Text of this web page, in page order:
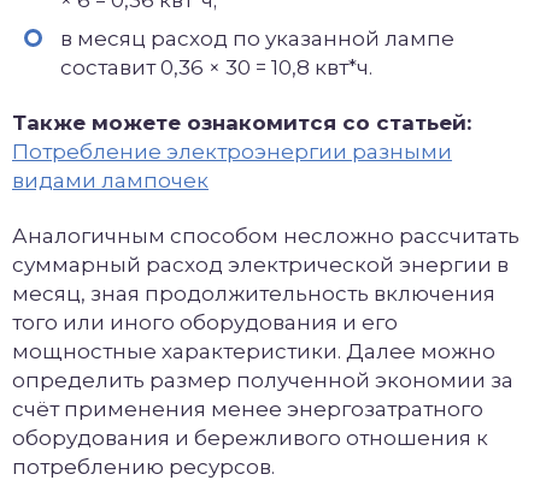
в месяц расход по указанной лампе
составит 0,36 × 30 = 10,8 квт*ч.
Также можете ознакомится со статьей:
Потребление электроэнергии разными
видами лампочек
Аналогичным способом несложно рассчитать
суммарный расход электрической энергии в
месяц, зная продолжительность включения
того или иного оборудования и его
мощностные характеристики. Далее можно
определить размер полученной экономии за
счёт применения менее энергозатратного
оборудования и бережливого отношения к
потреблению ресурсов.